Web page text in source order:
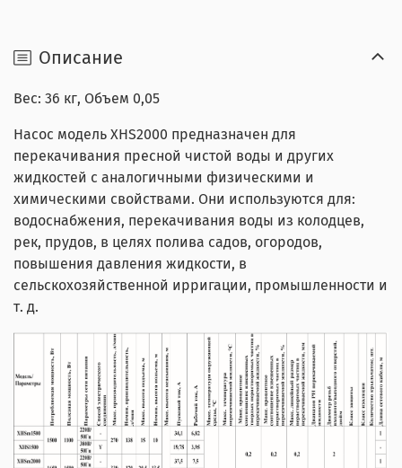
Описание
Вес: 36 кг, Объем 0,05
Насос модель XHS2000 предназначен для
перекачивания пресной чистой воды и других
жидкостей с аналогичными физическими и
химическими свойствами. Они используются для:
водоснабжения, перекачивания воды из колодцев,
рек, прудов, в целях полива садов, огородов,
повышения давления жидкости, в
сельскохозяйственной ирригации, промышленности и
т. д.